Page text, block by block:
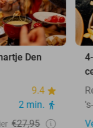
Den
9.4
2 min.
€27,95